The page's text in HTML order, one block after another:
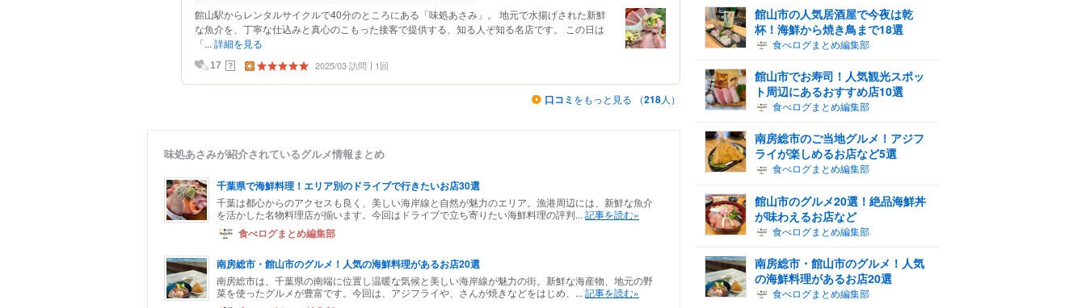
館山駅からレンタルサイクルで40分のところにある「味処あさみ」。 地元で水揚げされた新鮮
な魚介を、丁寧な仕込みと真心のこもった接客で提供する、知る人ぞ知る名店です。 この日は
「... 詳細を見る
17 ？ 2025/03 訪問 1回
口コミ をもっと見る （218人）
味処あさみが紹介されているグルメ情報まとめ
千葉県で海鮮料理！エリア別のドライブで行きたいお店30選
千葉は都心からのアクセスも良く、美しい海岸線と自然が魅力のエリア。漁港周辺には、新鮮な魚介
を活かした名物料理店が揃います。今回はドライブで立ち寄りたい海鮮料理の評判... 記事を読む»
食べログまとめ編集部
南房総市・館山市のグルメ！人気の海鮮料理があるお店20選
南房総市は、千葉県の南端に位置し温暖な気候と美しい海岸線が魅力の街。新鮮な海産物、地元の野
菜を使ったグルメが豊富です。今回は、アジフライや、さんが焼きなどをはじめ、... 記事を読む»
館山市の人気居酒屋で今夜は乾
杯！海鮮から焼き鳥まで18選
食べログまとめ編集部
館山市でお寿司！人気観光スポッ
ト周辺にあるおすすめ店10選
食べログまとめ編集部
南房総市のご当地グルメ！アジフ
ライが楽しめるお店など5選
食べログまとめ編集部
館山市のグルメ20選！絶品海鮮丼
が味わえるお店など
食べログまとめ編集部
南房総市・館山市のグルメ！人気
の海鮮料理があるお店20選
食べログまとめ編集部